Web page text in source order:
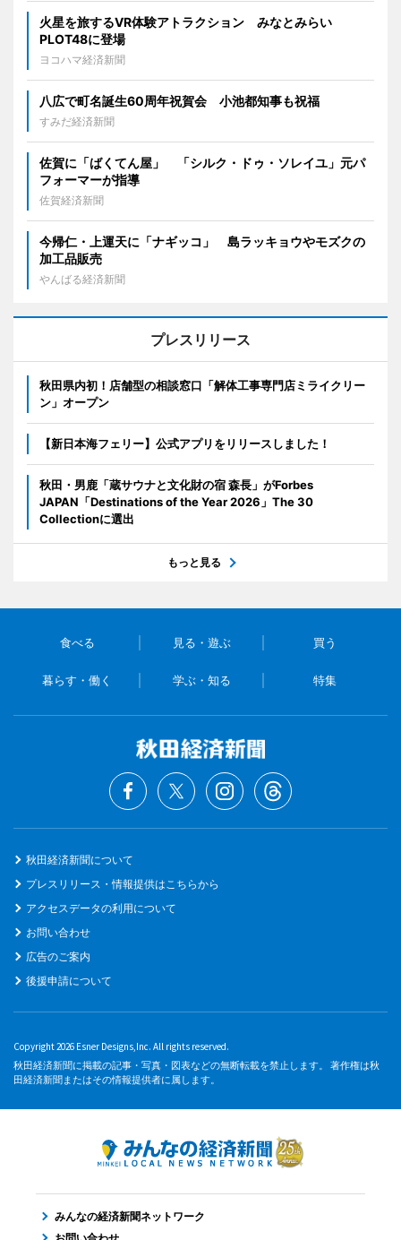
火星を旅するVR体験アトラクション みなとみらい
PLOT48に登場
ヨコハマ経済新聞
八広で町名誕生60周年祝賀会 小池都知事も祝福
すみだ経済新聞
佐賀に「ばくてん屋」 「シルク・ドゥ・ソレイユ」元パ
フォーマーが指導
佐賀経済新聞
今帰仁・上運天に「ナギッコ」 島ラッキョウやモズクの
加工品販売
やんばる経済新聞
プレスリリース
秋田県内初！店舗型の相談窓口「解体工事専門店ミライクリー
ン」オープン
【新日本海フェリー】公式アプリをリリースしました！
秋田・男鹿「蔵サウナと文化財の宿 森長」がForbes
JAPAN「Destinations of the Year 2026」The 30
Collectionに選出
もっと見る
食べる 見る・遊ぶ 買う
暮らす・働く 学ぶ・知る 特集
秋田経済新聞について
プレスリリース・情報提供はこちらから
アクセスデータの利用について
お問い合わせ
広告のご案内
後援申請について
Copyright 2026 Esner Designs,Inc. All rights reserved.
秋田経済新聞に掲載の記事・写真・図表などの無断転載を禁止します。 著作権は秋
田経済新聞またはその情報提供者に属します。
みんなの経済新聞ネットワーク